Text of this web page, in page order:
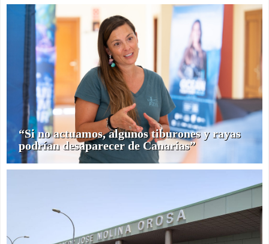
“Si no actuamos, algunos tiburones y rayas
podrían desaparecer de Canarias”